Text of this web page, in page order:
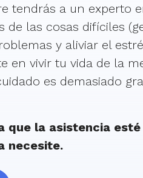
tendrás a un experto
de las cosas difíciles
y aliviar el
en vivir tu vida de la
es demasiado
que la asistencia
necesite.